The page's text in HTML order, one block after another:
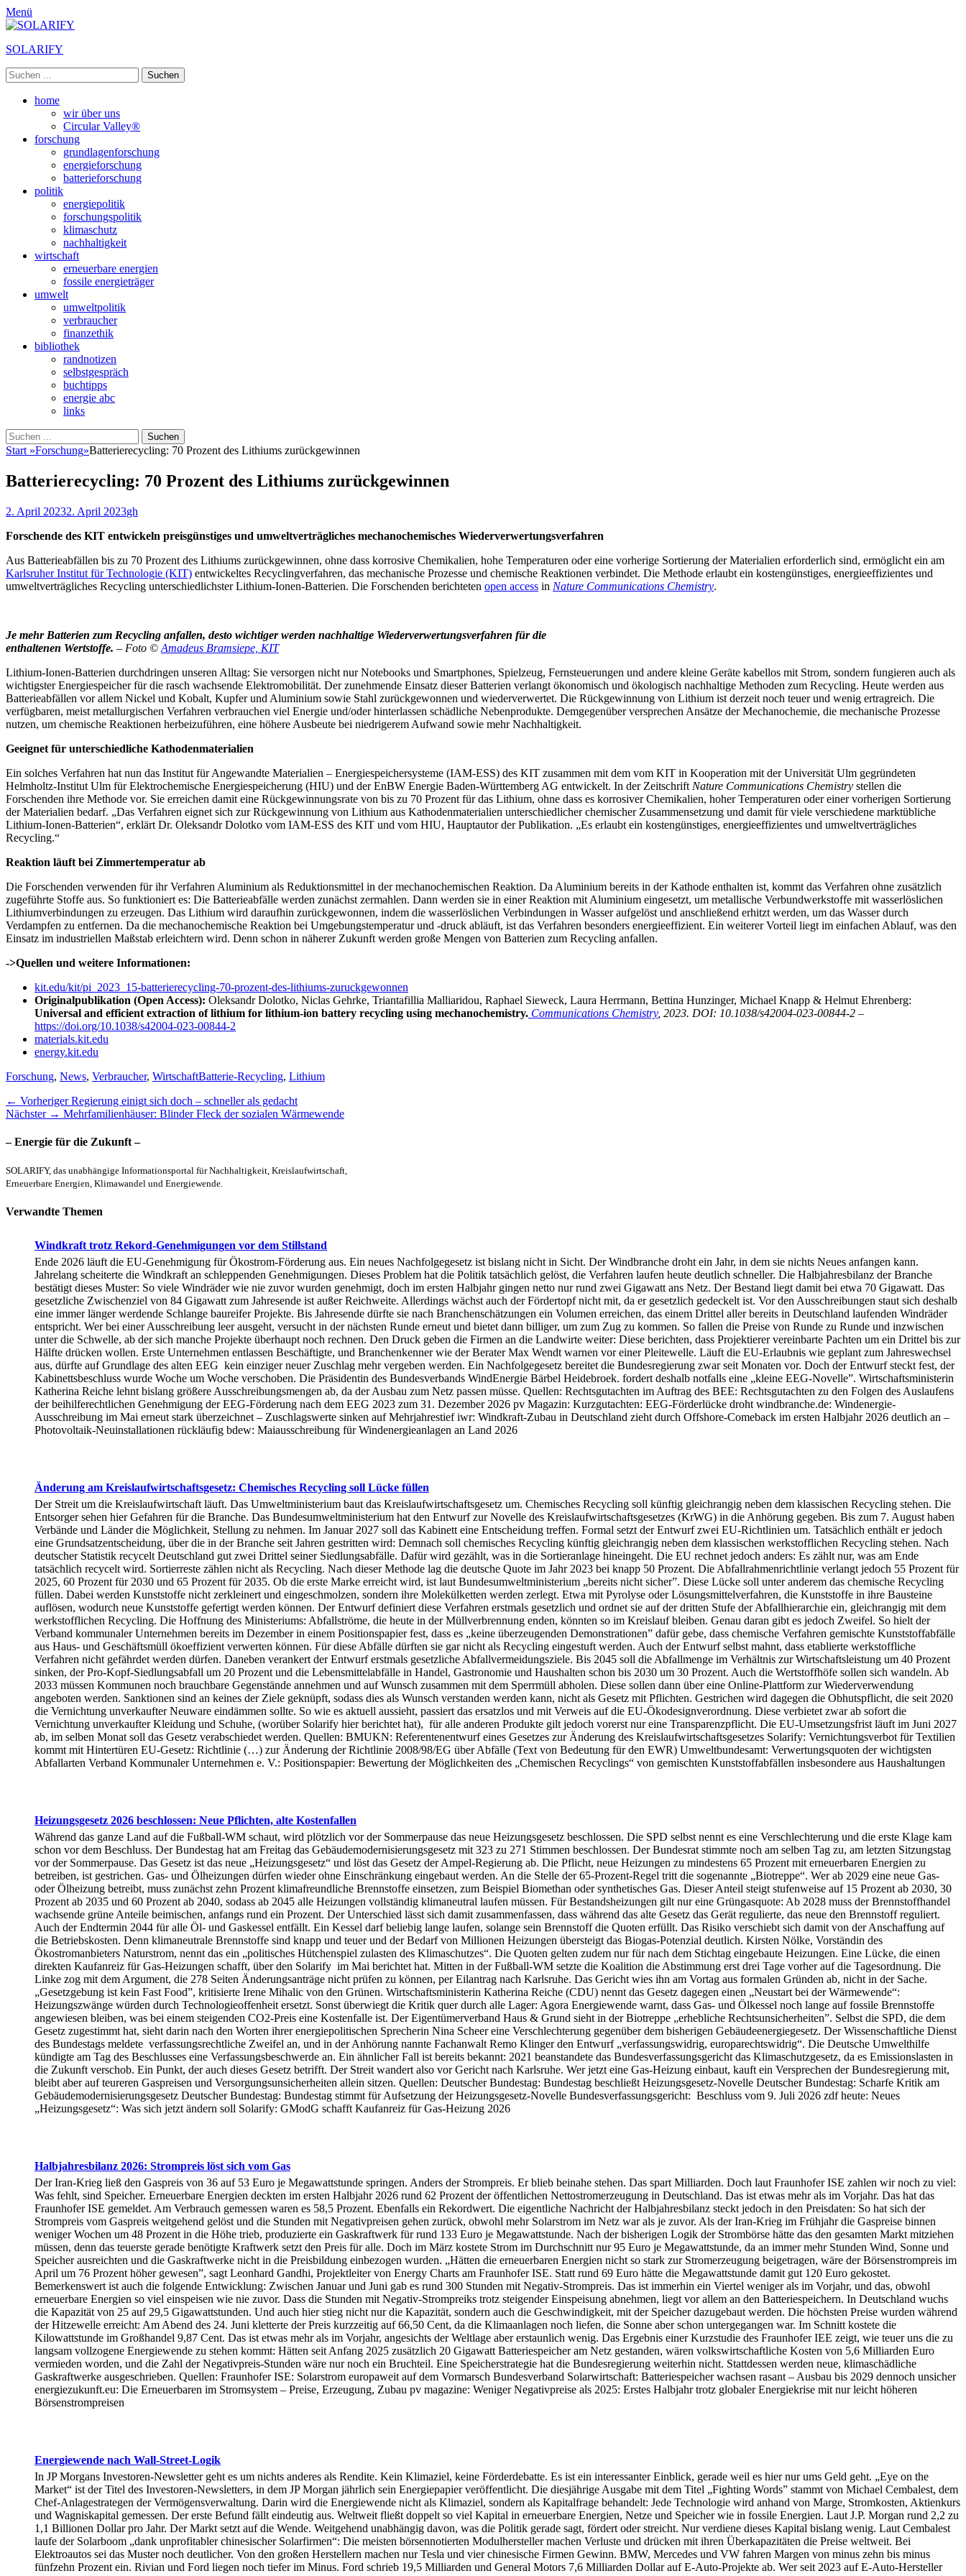
Menü
SOLARIFY
Suchen
nach:
Primäres
Zum
home
wir über uns
Circular Valley®
forschung
grundlagenforschung
energieforschung
batterieforschung
politik
energiepolitik
forschungspolitik
klimaschutz
nachhaltigkeit
wirtschaft
erneuerbare energien
fossile energieträger
umwelt
umweltpolitik
verbraucher
finanzethik
bibliothek
randnotizen
selbstgespräch
buchtipps
energie abc
links
Suchen
Suchen
nach:
Start »Forschung»Batterierecycling: 70 Prozent des Lithiums zurückgewinnen
Batterierecycling: 70 Prozent des Lithiums zurückgewinnen
Veröffentlicht
2. April 20232. April 2023Autor
gh
Forschende des KIT entwickeln preisgünstiges und umweltverträgliches mechanochemisches Wiederverwertungsverfahren
Aus Batterieabfällen bis zu 70 Prozent des Lithiums zurückgewinnen, ohne dass korrosive Chemikalien, hohe Temperaturen oder eine vorherige Sortierung der Materialien erforderlich sind, ermöglicht ein am
Karlsruher Institut für Technologie (KIT) entwickeltes Recyclingverfahren, das mechanische Prozesse und chemische Reaktionen verbindet. Die Methode erlaubt ein kostengünstiges, energieeffizientes und
umweltverträgliches Recycling unterschiedlichster Lithium-Ionen-Batterien. Die Forschenden berichteten open access in Nature Communications Chemistry.
Je mehr Batterien zum Recycling anfallen, desto wichtiger werden nachhaltige Wiederverwertungsverfahren für die
enthaltenen Wertstoffe. – Foto © Amadeus Bramsiepe, KIT
Lithium-Ionen-Batterien durchdringen unseren Alltag: Sie versorgen nicht nur Notebooks und Smartphones, Spielzeug, Fernsteuerungen und andere kleine Geräte kabellos mit Strom, sondern fungieren auch als
wichtigster Energiespeicher für die rasch wachsende Elektromobilität. Der zunehmende Einsatz dieser Batterien verlangt ökonomisch und ökologisch nachhaltige Methoden zum Recycling. Heute werden aus
Batterieabfällen vor allem Nickel und Kobalt, Kupfer und Aluminium sowie Stahl zurückgewonnen und wiederverwertet. Die Rückgewinnung von Lithium ist derzeit noch teuer und wenig ertragreich. Die
verfügbaren, meist metallurgischen Verfahren verbrauchen viel Energie und/oder hinterlassen schädliche Nebenprodukte. Demgegenüber versprechen Ansätze der Mechanochemie, die mechanische Prozesse
nutzen, um chemische Reaktionen herbeizuführen, eine höhere Ausbeute bei niedrigerem Aufwand sowie mehr Nachhaltigkeit.
Geeignet für unterschiedliche Kathodenmaterialien
Ein solches Verfahren hat nun das Institut für Angewandte Materialien – Energiespeichersysteme (IAM-ESS) des KIT zusammen mit dem vom KIT in Kooperation mit der Universität Ulm gegründeten
Helmholtz-Institut Ulm für Elektrochemische Energiespeicherung (HIU) und der EnBW Energie Baden-Württemberg AG entwickelt. In der Zeitschrift Nature Communications Chemistry stellen die
Forschenden ihre Methode vor. Sie erreichen damit eine Rückgewinnungsrate von bis zu 70 Prozent für das Lithium, ohne dass es korrosiver Chemikalien, hoher Temperaturen oder einer vorherigen Sortierung
der Materialien bedarf. „Das Verfahren eignet sich zur Rückgewinnung von Lithium aus Kathodenmaterialien unterschiedlicher chemischer Zusammensetzung und damit für viele verschiedene marktübliche
Lithium-Ionen-Batterien“, erklärt Dr. Oleksandr Dolotko vom IAM-ESS des KIT und vom HIU, Hauptautor der Publikation. „Es erlaubt ein kostengünstiges, energieeffizientes und umweltverträgliches
Recycling.“
Reaktion läuft bei Zimmertemperatur ab
Die Forschenden verwenden für ihr Verfahren Aluminium als Reduktionsmittel in der mechanochemischen Reaktion. Da Aluminium bereits in der Kathode enthalten ist, kommt das Verfahren ohne zusätzlich
zugeführte Stoffe aus. So funktioniert es: Die Batterieabfälle werden zunächst zermahlen. Dann werden sie in einer Reaktion mit Aluminium eingesetzt, um metallische Verbundwerkstoffe mit wasserlöslichen
Lithiumverbindungen zu erzeugen. Das Lithium wird daraufhin zurückgewonnen, indem die wasserlöslichen Verbindungen in Wasser aufgelöst und anschließend erhitzt werden, um das Wasser durch
Verdampfen zu entfernen. Da die mechanochemische Reaktion bei Umgebungstemperatur und -druck abläuft, ist das Verfahren besonders energieeffizient. Ein weiterer Vorteil liegt im einfachen Ablauf, was den
Einsatz im industriellen Maßstab erleichtern wird. Denn schon in näherer Zukunft werden große Mengen von Batterien zum Recycling anfallen.
->Quellen und weitere Informationen:
kit.edu/kit/pi_2023_15-batterierecycling-70-prozent-des-lithiums-zuruckgewonnen
Originalpublikation (Open Access): Oleksandr Dolotko, Niclas Gehrke, Triantafillia Malliaridou, Raphael Sieweck, Laura Herrmann, Bettina Hunzinger, Michael Knapp & Helmut Ehrenberg:
Universal and efficient extraction of lithium for lithium-ion battery recycling using mechanochemistry. Communications Chemistry, 2023. DOI: 10.1038/s42004-023-00844-2 –
https://doi.org/10.1038/s42004-023-00844-2
materials.kit.edu
energy.kit.edu
Kategorien
Forschung, News, Verbraucher, WirtschaftSchlagworte
Batterie-Recycling, Lithium
Beitragsnavigation
← Vorheriger Vorheriger
Beitrag:
Regierung einigt sich doch – schneller als gedacht
Nächster → Nächster
Mehrfamilienhäuser: Blinder Fleck der sozialen Wärmewende
– Energie für die Zukunft –
SOLARIFY, das unabhängige Informationsportal für Nachhaltigkeit, Kreislaufwirtschaft,
Erneuerbare Energien, Klimawandel und Energiewende.
Verwandte Themen
Windkraft trotz Rekord-Genehmigungen vor dem Stillstand
Ende 2026 läuft die EU-Genehmigung für Ökostrom-Förderung aus. Ein neues Nachfolgegesetz ist bislang nicht in Sicht. Der Windbranche droht ein Jahr, in dem sie nichts Neues anfangen kann.
Jahrelang scheiterte die Windkraft an schleppenden Genehmigungen. Dieses Problem hat die Politik tatsächlich gelöst, die Verfahren laufen heute deutlich schneller. Die Halbjahresbilanz der Branche
bestätigt dieses Muster: So viele Windräder wie nie zuvor wurden genehmigt, doch im ersten Halbjahr gingen netto nur rund zwei Gigawatt ans Netz. Der Bestand liegt damit bei etwa 70 Gigawatt. Das
gesetzliche Zwischenziel von 84 Gigawatt zum Jahresende ist außer Reichweite. Allerdings wächst auch der Fördertopf nicht mit, da er gesetzlich gedeckelt ist. Vor den Ausschreibungen staut sich deshalb
eine immer länger werdende Schlange baureifer Projekte. Bis Jahresende dürfte sie nach Branchenschätzungen ein Volumen erreichen, das einem Drittel aller bereits in Deutschland laufenden Windräder
entspricht. Wer bei einer Ausschreibung leer ausgeht, versucht in der nächsten Runde erneut und bietet dann billiger, um zum Zug zu kommen. So fallen die Preise von Runde zu Runde und inzwischen
unter die Schwelle, ab der sich manche Projekte überhaupt noch rechnen. Den Druck geben die Firmen an die Landwirte weiter: Diese berichten, dass Projektierer vereinbarte Pachten um ein Drittel bis zur
Hälfte drücken wollen. Erste Unternehmen entlassen Beschäftigte, und Branchenkenner wie der Berater Max Wendt warnen vor einer Pleitewelle. Läuft die EU-Erlaubnis wie geplant zum Jahreswechsel
aus, dürfte auf Grundlage des alten EEG kein einziger neuer Zuschlag mehr vergeben werden. Ein Nachfolgegesetz bereitet die Bundesregierung zwar seit Monaten vor. Doch der Entwurf steckt fest, der
Kabinettsbeschluss wurde Woche um Woche verschoben. Die Präsidentin des Bundesverbands WindEnergie Bärbel Heidebroek. fordert deshalb notfalls eine „kleine EEG-Novelle”. Wirtschaftsministerin
Katherina Reiche lehnt bislang größere Ausschreibungsmengen ab, da der Ausbau zum Netz passen müsse. Quellen: Rechtsgutachten im Auftrag des BEE: Rechtsgutachten zu den Folgen des Auslaufens
der beihilferechtlichen Genehmigung der EEG-Förderung nach dem EEG 2023 zum 31. Dezember 2026 pv Magazin: Kurzgutachten: EEG-Förderlücke droht windbranche.de: Windenergie-
Ausschreibung im Mai erneut stark überzeichnet – Zuschlagswerte sinken auf Mehrjahrestief iwr: Windkraft-Zubau in Deutschland zieht durch Offshore-Comeback im ersten Halbjahr 2026 deutlich an –
Photovoltaik-Neuinstallationen rückläufig bdew: Maiausschreibung für Windenergieanlagen an Land 2026
Änderung am Kreislaufwirtschaftsgesetz: Chemisches Recycling soll Lücke füllen
Der Streit um die Kreislaufwirtschaft läuft. Das Umweltministerium baut das Kreislaufwirtschaftsgesetz um. Chemisches Recycling soll künftig gleichrangig neben dem klassischen Recycling stehen. Die
Entsorger sehen hier Gefahren für die Branche. Das Bundesumweltministerium hat den Entwurf zur Novelle des Kreislaufwirtschaftsgesetzes (KrWG) in die Anhörung gegeben. Bis zum 7. August haben
Verbände und Länder die Möglichkeit, Stellung zu nehmen. Im Januar 2027 soll das Kabinett eine Entscheidung treffen. Formal setzt der Entwurf zwei EU-Richtlinien um. Tatsächlich enthält er jedoch
eine Grundsatzentscheidung, über die in der Branche seit Jahren gestritten wird: Demnach soll chemisches Recycling künftig gleichrangig neben dem klassischen werkstofflichen Recycling stehen. Nach
deutscher Statistik recycelt Deutschland gut zwei Drittel seiner Siedlungsabfälle. Dafür wird gezählt, was in die Sortieranlage hineingeht. Die EU rechnet jedoch anders: Es zählt nur, was am Ende
tatsächlich recycelt wird. Sortierreste zählen nicht als Recycling. Nach dieser Methode lag die deutsche Quote im Jahr 2023 bei knapp 50 Prozent. Die Abfallrahmenrichtlinie verlangt jedoch 55 Prozent für
2025, 60 Prozent für 2030 und 65 Prozent für 2035. Ob die erste Marke erreicht wird, ist laut Bundesumweltministerium „bereits nicht sicher”. Diese Lücke soll unter anderem das chemische Recycling
füllen. Dabei werden Kunststoffe nicht zerkleinert und eingeschmolzen, sondern ihre Molekülketten werden zerlegt. Etwa mit Pyrolyse oder Lösungsmittelverfahren, die Kunststoffe in ihre Bausteine
auflösen, wodurch neue Kunststoffe gefertigt werden können. Der Entwurf definiert diese Verfahren erstmals gesetzlich und ordnet sie auf der dritten Stufe der Abfallhierarchie ein, gleichrangig mit dem
werkstofflichen Recycling. Die Hoffnung des Ministeriums: Abfallströme, die heute in der Müllverbrennung enden, könnten so im Kreislauf bleiben. Genau daran gibt es jedoch Zweifel. So hielt der
Verband kommunaler Unternehmen bereits im Dezember in einem Positionspapier fest, dass es „keine überzeugenden Demonstrationen” dafür gebe, dass chemische Verfahren gemischte Kunststoffabfälle
aus Haus- und Geschäftsmüll ökoeffizient verwerten können. Für diese Abfälle dürften sie gar nicht als Recycling eingestuft werden. Auch der Entwurf selbst mahnt, dass etablierte werkstoffliche
Verfahren nicht gefährdet werden dürfen. Daneben verankert der Entwurf erstmals gesetzliche Abfallvermeidungsziele. Bis 2045 soll die Abfallmenge im Verhältnis zur Wirtschaftsleistung um 40 Prozent
sinken, der Pro-Kopf-Siedlungsabfall um 20 Prozent und die Lebensmittelabfälle in Handel, Gastronomie und Haushalten schon bis 2030 um 30 Prozent. Auch die Wertstoffhöfe sollen sich wandeln. Ab
2033 müssen Kommunen noch brauchbare Gegenstände annehmen und auf Wunsch zusammen mit dem Sperrmüll abholen. Diese sollen dann über eine Online-Plattform zur Wiederverwendung
angeboten werden. Sanktionen sind an keines der Ziele geknüpft, sodass dies als Wunsch verstanden werden kann, nicht als Gesetz mit Pflichten. Gestrichen wird dagegen die Obhutspflicht, die seit 2020
die Vernichtung unverkaufter Neuware eindämmen sollte. So wie es aktuell aussieht, passiert das ersatzlos und mit Verweis auf die EU-Ökodesignverordnung. Diese verbietet zwar ab sofort die
Vernichtung unverkaufter Kleidung und Schuhe, (worüber Solarify hier berichtet hat), für alle anderen Produkte gilt jedoch vorerst nur eine Transparenzpflicht. Die EU-Umsetzungsfrist läuft im Juni 2027
ab, im selben Monat soll das Gesetz verabschiedet werden. Quellen: BMUKN: Referentenentwurf eines Gesetzes zur Änderung des Kreislaufwirtschaftsgesetzes Solarify: Vernichtungsverbot für Textilien
kommt mit Hintertüren EU-Gesetz: Richtlinie (…) zur Änderung der Richtlinie 2008/98/EG über Abfälle (Text von Bedeutung für den EWR) Umweltbundesamt: Verwertungsquoten der wichtigsten
Abfallarten Verband Kommunaler Unternehmen e. V.: Positionspapier: Bewertung der Möglichkeiten des „Chemischen Recyclings“ von gemischten Kunststoffabfällen insbesondere aus Haushaltungen
Heizungsgesetz 2026 beschlossen: Neue Pflichten, alte Kostenfallen
Während das ganze Land auf die Fußball-WM schaut, wird plötzlich vor der Sommerpause das neue Heizungsgesetz beschlossen. Die SPD selbst nennt es eine Verschlechterung und die erste Klage kam
schon vor dem Beschluss. Der Bundestag hat am Freitag das Gebäudemodernisierungsgesetz mit 323 zu 271 Stimmen beschlossen. Der Bundesrat stimmte noch am selben Tag zu, am letzten Sitzungstag
vor der Sommerpause. Das Gesetz ist das neue „Heizungsgesetz“ und löst das Gesetz der Ampel-Regierung ab. Die Pflicht, neue Heizungen zu mindestens 65 Prozent mit erneuerbaren Energien zu
betreiben, ist gestrichen. Gas- und Ölheizungen dürfen wieder ohne Einschränkung eingebaut werden. An die Stelle der 65-Prozent-Regel tritt die sogenannte „Biotreppe“. Wer ab 2029 eine neue Gas-
oder Ölheizung betreibt, muss zunächst zehn Prozent klimafreundliche Brennstoffe einsetzen, zum Beispiel Biomethan oder synthetisches Gas. Dieser Anteil steigt stufenweise auf 15 Prozent ab 2030, 30
Prozent ab 2035 und 60 Prozent ab 2040, sodass ab 2045 alle Heizungen vollständig klimaneutral laufen müssen. Für Bestandsheizungen gilt nur eine Grüngasquote: Ab 2028 muss der Brennstoffhandel
wachsende grüne Anteile beimischen, anfangs rund ein Prozent. Der Unterschied lässt sich damit zusammenfassen, dass während das alte Gesetz das Gerät regulierte, das neue den Brennstoff reguliert.
Auch der Endtermin 2044 für alle Öl- und Gaskessel entfällt. Ein Kessel darf beliebig lange laufen, solange sein Brennstoff die Quoten erfüllt. Das Risiko verschiebt sich damit von der Anschaffung auf
die Betriebskosten. Denn klimaneutrale Brennstoffe sind knapp und teuer und der Bedarf von Millionen Heizungen übersteigt das Biogas-Potenzial deutlich. Kirsten Nölke, Vorständin des
Ökostromanbieters Naturstrom, nennt das ein „politisches Hütchenspiel zulasten des Klimaschutzes“. Die Quoten gelten zudem nur für nach dem Stichtag eingebaute Heizungen. Eine Lücke, die einen
direkten Kaufanreiz für Gas-Heizungen schafft, über den Solarify im Mai berichtet hat. Mitten in der Fußball-WM setzte die Koalition die Abstimmung erst drei Tage vorher auf die Tagesordnung. Die
Linke zog mit dem Argument, die 278 Seiten Änderungsanträge nicht prüfen zu können, per Eilantrag nach Karlsruhe. Das Gericht wies ihn am Vortag aus formalen Gründen ab, nicht in der Sache.
„Gesetzgebung ist kein Fast Food”, kritisierte Irene Mihalic von den Grünen. Wirtschaftsministerin Katherina Reiche (CDU) nennt das Gesetz dagegen einen „Neustart bei der Wärmewende“:
Heizungszwänge würden durch Technologieoffenheit ersetzt. Sonst überwiegt die Kritik quer durch alle Lager: Agora Energiewende warnt, dass Gas- und Ölkessel noch lange auf fossile Brennstoffe
angewiesen bleiben, was bei einem steigenden CO2-Preis eine Kostenfalle ist. Der Eigentümerverband Haus & Grund sieht in der Biotreppe „erhebliche Rechtsunsicherheiten”. Selbst die SPD, die dem
Gesetz zugestimmt hat, sieht darin nach den Worten ihrer energiepolitischen Sprecherin Nina Scheer eine Verschlechterung gegenüber dem bisherigen Gebäudeenergiegesetz. Der Wissenschaftliche Dienst
des Bundestags meldete verfassungsrechtliche Zweifel an, und in der Anhörung nannte Fachanwalt Remo Klinger den Entwurf „verfassungswidrig, europarechtswidrig“. Die Deutsche Umwelthilfe
kündigte am Tag des Beschlusses eine Verfassungsbeschwerde an. Ein ähnlicher Fall ist bereits bekannt: 2021 beanstandete das Bundesverfassungsgericht das Klimaschutzgesetz, da es Emissionslasten in
die Zukunft verschob. Ein Punkt, der auch dieses Gesetz betrifft. Der Streit wandert also vor Gericht nach Karlsruhe. Wer jetzt eine Gas-Heizung einbaut, kauft ein Versprechen der Bundesregierung mit,
bleibt aber auf teureren Gaspreisen und Versorgungsunsicherheiten allein sitzen. Quellen: Deutscher Bundestag: Bundestag beschließt Heizungsgesetz-Novelle Deutscher Bundestag: Scharfe Kritik am
Gebäudemodernisierungsgesetz Deutscher Bundestag: Bundestag stimmt für Aufsetzung der Heizungsgesetz-Novelle Bundesverfassungsgericht: Beschluss vom 9. Juli 2026 zdf heute: Neues
„Heizungsgesetz“: Was sich jetzt ändern soll Solarify: GModG schafft Kaufanreiz für Gas-Heizung 2026
Halbjahresbilanz 2026: Strompreis löst sich vom Gas
Der Iran-Krieg ließ den Gaspreis von 36 auf 53 Euro je Megawattstunde springen. Anders der Strompreis. Er blieb beinahe stehen. Das spart Milliarden. Doch laut Fraunhofer ISE zahlen wir noch zu viel:
Was fehlt, sind Speicher. Erneuerbare Energien deckten im ersten Halbjahr 2026 rund 62 Prozent der öffentlichen Nettostromerzeugung in Deutschland. Das ist etwas mehr als im Vorjahr. Das hat das
Fraunhofer ISE gemeldet. Am Verbrauch gemessen waren es 58,5 Prozent. Ebenfalls ein Rekordwert. Die eigentliche Nachricht der Halbjahresbilanz steckt jedoch in den Preisdaten: So hat sich der
Strompreis vom Gaspreis weitgehend gelöst und die Stunden mit Negativpreisen gehen zurück, obwohl mehr Solarstrom im Netz war als je zuvor. Als der Iran-Krieg im Frühjahr die Gaspreise binnen
weniger Wochen um 48 Prozent in die Höhe trieb, produzierte ein Gaskraftwerk für rund 133 Euro je Megawattstunde. Nach der bisherigen Logik der Strombörse hätte das den gesamten Markt mitziehen
müssen, denn das teuerste gerade benötigte Kraftwerk setzt den Preis für alle. Doch im März kostete Strom im Durchschnitt nur 95 Euro je Megawattstunde, da an immer mehr Stunden Wind, Sonne und
Speicher ausreichten und die Gaskraftwerke nicht in die Preisbildung einbezogen wurden. „Hätten die erneuerbaren Energien nicht so stark zur Stromerzeugung beigetragen, wäre der Börsenstrompreis im
April um 76 Prozent höher gewesen”, sagt Leonhard Gandhi, Projektleiter von Energy Charts am Fraunhofer ISE. Statt rund 69 Euro hätte die Megawattstunde damit gut 120 Euro gekostet.
Bemerkenswert ist auch die folgende Entwicklung: Zwischen Januar und Juni gab es rund 300 Stunden mit Negativ-Strompreis. Das ist immerhin ein Viertel weniger als im Vorjahr, und das, obwohl
erneuerbare Energien so viel einspeisen wie nie zuvor. Dass die Stunden mit Negativ-Strompreiks trotz steigender Einspeisung abnehmen, liegt vor allem an den Batteriespeichern. In Deutschland wuchs
die Kapazität von 25 auf 29,5 Gigawattstunden. Und auch hier stieg nicht nur die Kapazität, sondern auch die Geschwindigkeit, mit der Speicher dazugebaut werden. Die höchsten Preise wurden während
der Hitzewelle erreicht: Am Abend des 24. Juni kletterte der Preis kurzzeitig auf 66,50 Cent, da die Klimaanlagen noch liefen, die Sonne aber schon untergegangen war. Im Schnitt kostete die
Kilowattstunde im Großhandel 9,87 Cent. Das ist etwas mehr als im Vorjahr, angesichts der Weltlage aber erstaunlich wenig. Das Ergebnis einer Kurzstudie des Fraunhofer IEE zeigt, wie teuer uns die zu
langsam vollzogene Energiewende zu stehen kommt: Hätten seit Anfang 2025 zusätzlich 20 Gigawatt Batteriespeicher am Netz gestanden, wären volkswirtschaftliche Kosten von 5,6 Milliarden Euro
vermieden worden, und die Zahl der Negativpreis-Stunden wäre nur noch ein Bruchteil. Eine Speicherstrategie hat die Bundesregierung weiterhin nicht. Stattdessen werden neue, klimaschädliche
Gaskraftwerke ausgeschrieben. Quellen: Fraunhofer ISE: Solarstrom europaweit auf dem Vormarsch Bundesverband Solarwirtschaft: Batteriespeicher wachsen rasant – Ausbau bis 2029 dennoch unsicher
energiezukunft.eu: Die Erneuerbaren im Stromsystem – Preise, Erzeugung, Zubau pv magazine: Weniger Negativpreise als 2025: Erstes Halbjahr trotz globaler Energiekrise mit nur leicht höheren
Börsenstrompreisen
Energiewende nach Wall-Street-Logik
In JP Morgans Investoren-Newsletter geht es um nichts anderes als Rendite. Kein Klimaziel, keine Förderdebatte. Es ist ein interessanter Einblick, gerade weil es hier nur ums Geld geht. „Eye on the
Market“ ist der Titel des Investoren-Newsletters, in dem JP Morgan jährlich sein Energiepapier veröffentlicht. Die diesjährige Ausgabe mit dem Titel „Fighting Words” stammt von Michael Cembalest, dem
Chef-Anlagestrategen der Vermögensverwaltung. Darin wird die Energiewende nicht als Klimaziel, sondern als Kapitalfrage behandelt: Jede Technologie wird anhand von Marge, Stromkosten, Aktienkurs
und Wagniskapital gemessen. Der erste Befund fällt eindeutig aus. Weltweit fließt doppelt so viel Kapital in erneuerbare Energien, Netze und Speicher wie in fossile Energien. Laut J.P. Morgan rund 2,2 zu
1,1 Billionen Dollar pro Jahr. Der Markt setzt auf die Wende. Weitgehend unabhängig davon, was die Politik gerade sagt, fördert oder streicht. Nur verdiene dieses Kapital bislang wenig. Laut Cembalest
laufe der Solarboom „dank unprofitabler chinesischer Solarfirmen“: Die meisten börsennotierten Modulhersteller machen Verluste und drücken mit ihren Überkapazitäten die Preise weltweit. Bei
Elektroautos sei das Muster noch deutlicher. Von den großen Herstellern machen nur Tesla und vier chinesische Firmen Gewinn. BMW, Mercedes und VW fahren Margen von minus zehn bis minus
fünfzehn Prozent ein. Rivian und Ford liegen noch tiefer im Minus. Ford schrieb 19,5 Milliarden und General Motors 7,6 Milliarden Dollar auf E-Auto-Projekte ab. Wer seit 2023 auf E-Auto-Hersteller